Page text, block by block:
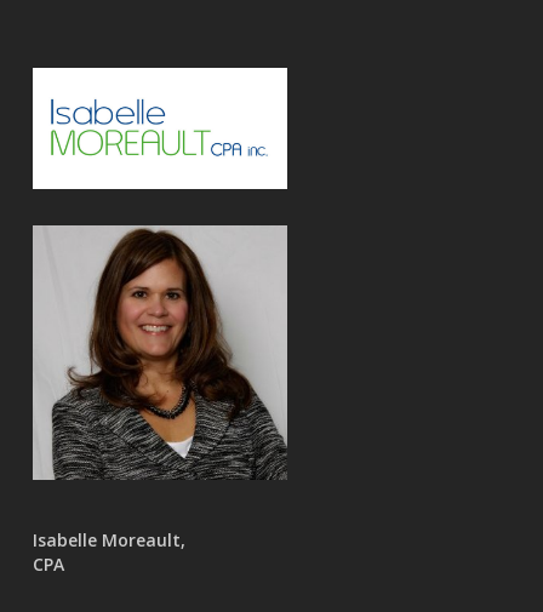
Isabelle Moreault,
CPA